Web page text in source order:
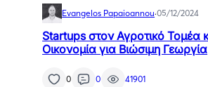
Evangelos Papaioannou·05/12/2024
Startups στον Αγροτικό Τομέα
Οικονομία για Βιώσιμη Γεωργία
0 0 41901